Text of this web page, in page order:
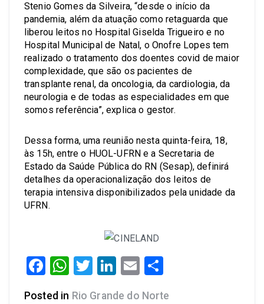
Stenio Gomes da Silveira, “desde o início da
pandemia, além da atuação como retaguarda que
liberou leitos no Hospital Giselda Trigueiro e no
Hospital Municipal de Natal, o Onofre Lopes tem
realizado o tratamento dos doentes covid de maior
complexidade, que são os pacientes de
transplante renal, da oncologia, da cardiologia, da
neurologia e de todas as especialidades em que
somos referência”, explica o gestor.
Dessa forma, uma reunião nesta quinta-feira, 18,
às 15h, entre o HUOL-UFRN e a Secretaria de
Estado da Saúde Pública do RN (Sesap), definirá
detalhes da operacionalização dos leitos de
terapia intensiva disponibilizados pela unidade da
UFRN.
Facebook
WhatsApp
Twitter
LinkedIn
Email
Posted in Rio Grande do Norte